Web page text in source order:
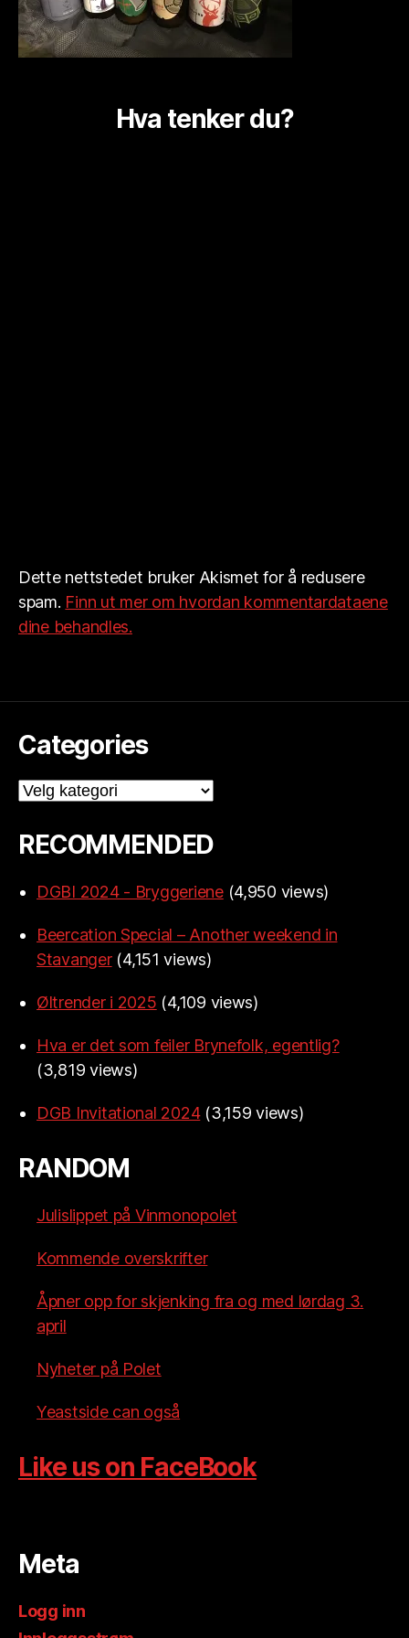
Hva tenker du?
Dette nettstedet bruker Akismet for å redusere
spam. Finn ut mer om hvordan kommentardataene
dine behandles.
Categories
Categories
RECOMMENDED
DGBI 2024 - Bryggeriene (4,950 views)
Beercation Special – Another weekend in
Stavanger (4,151 views)
Øltrender i 2025 (4,109 views)
Hva er det som feiler Brynefolk, egentlig?
(3,819 views)
DGB Invitational 2024 (3,159 views)
RANDOM
Julislippet på Vinmonopolet
Kommende overskrifter
Åpner opp for skjenking fra og med lørdag 3.
april
Nyheter på Polet
Yeastside can også
Like us on FaceBook
Meta
Logg inn